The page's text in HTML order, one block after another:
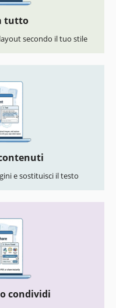
tutto
secondo il tuo stile
e sostituisci il testo
condividi